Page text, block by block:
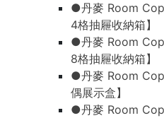
●丹麥 Room
4格抽屜收納箱】
●丹麥 Room
8格抽屜收納箱】
●丹麥 Room
偶展示盒】
●丹麥 Room